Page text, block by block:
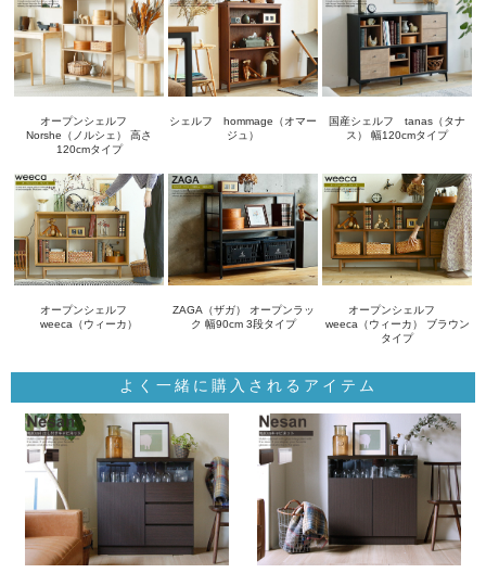
オープンシェルフ
Norshe（ノルシェ） 高さ
120cmタイプ
シェルフ hommage（オマー
ジュ）
国産シェルフ tanas（タナ
ス） 幅120cmタイプ
オープンシェルフ
weeca（ウィーカ）
ZAGA（ザガ） オープンラッ
ク 幅90cm 3段タイプ
オープンシェルフ
weeca（ウィーカ） ブラウン
タイプ
よく一緒に購入されるアイテム